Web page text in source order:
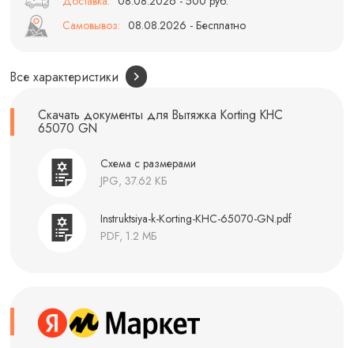
Самовывоз: 08.08.2026 - Бесплатно
Все характеристики
Скачать документы для Вытяжка Korting KHC
65070 GN
Схема с размерами
JPG, 37.62 КБ
Instruktsiya-k-Korting-KHC-65070-GN.pdf
PDF, 1.2 МБ